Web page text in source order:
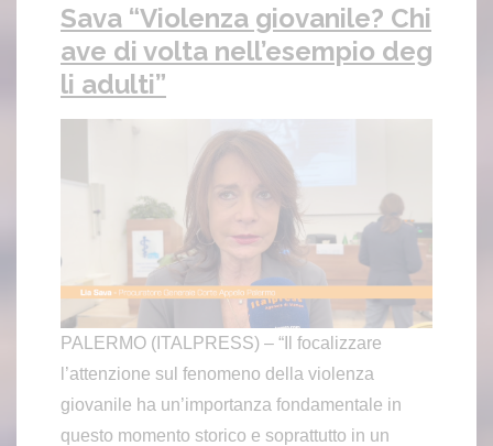
Sava “Violenza giovanile? Chi
ave di volta nell’esempio deg
li adulti”
PALERMO (ITALPRESS) – “Il focalizzare
l’attenzione sul fenomeno della violenza
giovanile ha un’importanza fondamentale in
questo momento storico e soprattutto in un